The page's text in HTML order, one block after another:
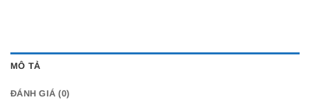
MÔ TẢ
ĐÁNH GIÁ (0)